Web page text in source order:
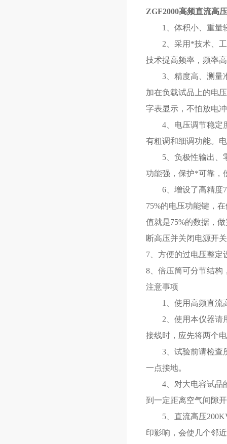
ZGF2000高频直流高
1、体积小、重量轻
2、采用*技术、工
技术提高频率，频率
3、精度高、测量准
加在负载试品上的电
字表显示，不怕放电
4、电压调节稳定度
有粗调和细调功能。
5、负极性输出、零
功能强，保护*可靠，
6、增设了高精度
75%的电压功能键，
值就是75%的数据，
断高压并关闭电源开
7、方便的过电压整定
8、倍压筒可分节结构
注意事项
1、使用高频直流高
2、使用本仪器请用
接线时，应先将两个
3、试验前请检查所
一点接地。
4、对大电容试品的
到一定距离空气间隙
5、直流高压200KV
印影响，会使几个邻